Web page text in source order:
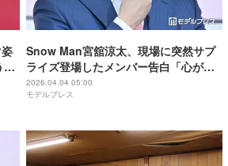
シ
Snow Man宮舘涼太、現場に突然サプ
ライズ登場したメンバー告白「心がほ
っこりしました」連ドラ初主演決定で
もらった置き手紙の内容とは 【ターミ
2026.04.04 05:00
モデルプレス